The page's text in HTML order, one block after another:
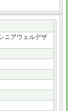
ニアウェルデザ